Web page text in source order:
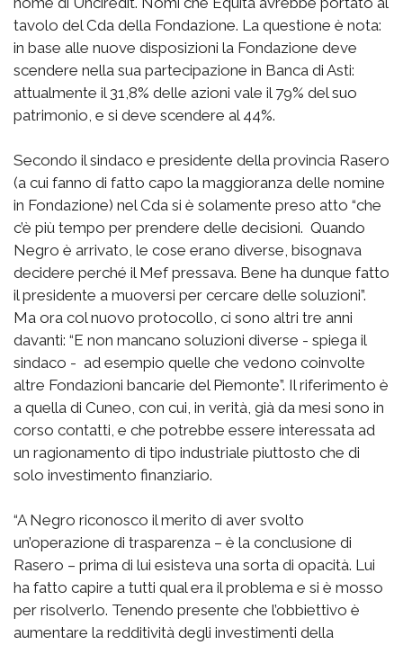
tavolo del Cda della Fondazione. La questione è nota:
in base alle nuove disposizioni la Fondazione deve
scendere nella sua partecipazione in Banca di Asti:
attualmente il 31,8% delle azioni vale il 79% del suo
patrimonio, e si deve scendere al 44%.
Secondo il sindaco e presidente della provincia Rasero
(a cui fanno di fatto capo la maggioranza delle nomine
in Fondazione) nel Cda si è solamente preso atto “che
c’è più tempo per prendere delle decisioni. Quando
Negro è arrivato, le cose erano diverse, bisognava
decidere perché il Mef pressava. Bene ha dunque fatto
il presidente a muoversi per cercare delle soluzioni”.
Ma ora col nuovo protocollo, ci sono altri tre anni
davanti: “E non mancano soluzioni diverse - spiega il
sindaco - ad esempio quelle che vedono coinvolte
altre Fondazioni bancarie del Piemonte”. Il riferimento è
a quella di Cuneo, con cui, in verità, già da mesi sono in
corso contatti, e che potrebbe essere interessata ad
un ragionamento di tipo industriale piuttosto che di
solo investimento finanziario.
“A Negro riconosco il merito di aver svolto
un’operazione di trasparenza – è la conclusione di
Rasero – prima di lui esisteva una sorta di opacità. Lui
ha fatto capire a tutti qual era il problema e si è mosso
per risolverlo. Tenendo presente che l’obbiettivo è
aumentare la redditività degli investimenti della